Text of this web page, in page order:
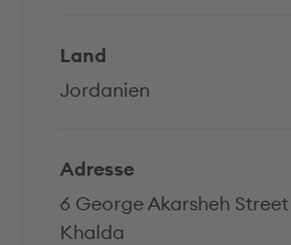
Land
Jordanien
Adresse
6 George Akarsheh Street
Khalda